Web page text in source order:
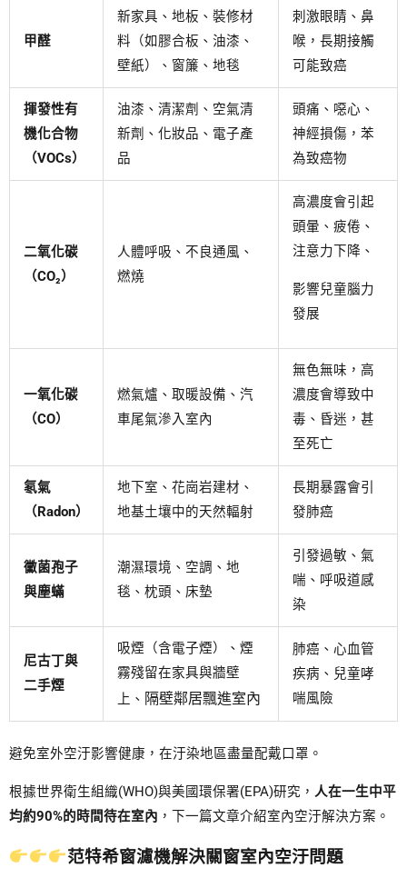
甲醛
新家具、地板、裝修材
料（如膠合板、油漆、
壁紙）、窗簾、地毯
刺激眼睛、鼻
喉，長期接觸
可能致癌
揮發性有
機化合物
（VOCs）
油漆、清潔劑、空氣清
新劑、化妝品、電子產
品
頭痛、噁心、
神經損傷，苯
為致癌物
二氧化碳
（CO₂）
人體呼吸、不良通風、
燃燒
高濃度會引起
頭暈、疲倦、
注意力下降、
影響兒童腦力
發展
一氧化碳
（CO）
燃氣爐、取暖設備、汽
車尾氣滲入室內
無色無味，高
濃度會導致中
毒、昏迷，甚
至死亡
氡氣
（Radon）
地下室、花崗岩建材、
地基土壤中的天然輻射
長期暴露會引
發肺癌
黴菌孢子
與塵蟎
潮濕環境、空調、地
毯、枕頭、床墊
引發過敏、氣
喘、呼吸道感
染
尼古丁與
二手煙
吸煙（含電子煙）、煙
霧殘留在家具與牆壁
上、 隔壁鄰居飄進室內
肺癌、心血管
疾病、兒童哮
喘風險
避免室外空汙影響健康，在汙染地區盡量配戴口罩。
根據世界衛生組織(WHO)與美國環保署(EPA)研究， 人在一生中平
均約90%的時間待在室內 ，下一篇文章介紹室內空汙解決方案。
范特希窗濾機解決關窗室內空汙問題